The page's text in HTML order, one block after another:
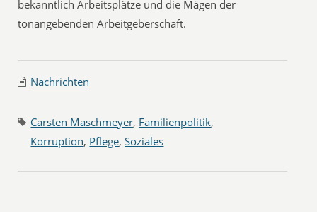
bekanntlich Arbeitsplätze und die Mägen der
tonangebenden Arbeitgeberschaft.
Nachrichten
Carsten Maschmeyer, Familienpolitik,
Korruption, Pflege,Soziales